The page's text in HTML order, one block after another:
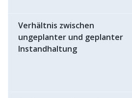
Verhältnis zwischen
ungeplanter und geplanter
Instandhaltung